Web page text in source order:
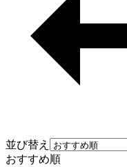
並び替え
おすすめ順